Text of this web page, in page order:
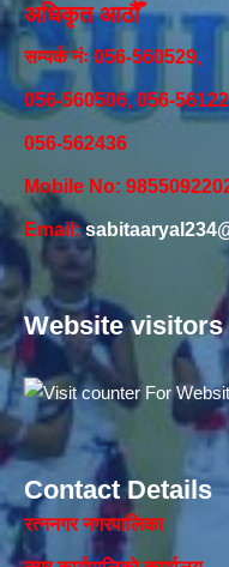
अधिकृत आठौँ
सम्पर्क नंः 056-560529,
056-560506, 056-
056-562436
Mobile No:
Email:
Website visitors
Contact Details
रत्ननगर नगरपालिका